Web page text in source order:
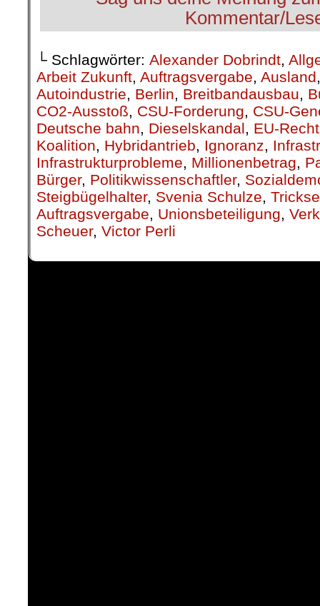
└ Schlagwörter: Alexander Dobrindt,
Arbeit Zukunft, Auftragsvergabe, Ausland
Autoindustrie, Berlin, Breitbandausbau,
CO2-Ausstoß, CSU-Forderung, CSU-
Deutsche bahn, Dieselskandal, EU-Recht
Koalition, Hybridantrieb, Ignoranz,
Infrastrukturprobleme, Millionenbetrag,
Bürger, Politikwissenschaftler,
Steigbügelhalter, Svenia Schulze,
Auftragsvergabe, Unionsbeteiligung,
Scheuer, Victor Perli